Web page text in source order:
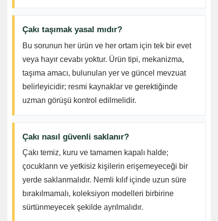
Çakı taşımak yasal mıdır?
Bu sorunun her ürün ve her ortam için tek bir evet
veya hayır cevabı yoktur. Ürün tipi, mekanizma,
taşıma amacı, bulunulan yer ve güncel mevzuat
belirleyicidir; resmi kaynaklar ve gerektiğinde
uzman görüşü kontrol edilmelidir.
Çakı nasıl güvenli saklanır?
Çakı temiz, kuru ve tamamen kapalı halde;
çocukların ve yetkisiz kişilerin erişemeyeceği bir
yerde saklanmalıdır. Nemli kılıf içinde uzun süre
bırakılmamalı, koleksiyon modelleri birbirine
sürtünmeyecek şekilde ayrılmalıdır.